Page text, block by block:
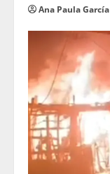
Ana Paula García